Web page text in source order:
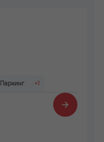
+1
Паркинг